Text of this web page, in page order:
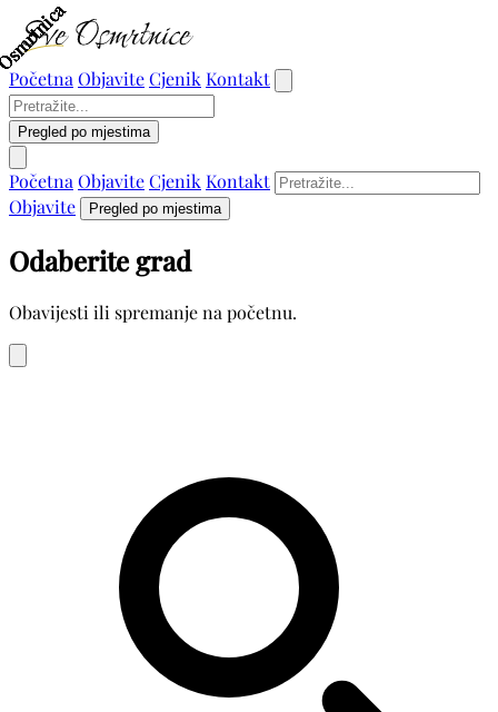
Početna ObjaviteCjenik Kontakt
Pregled po mjestima
Početna ObjaviteCjenik Kontakt
Objavite
Pregled po mjestima
Odaberite grad
Obavijesti ili spremanje na početnu.